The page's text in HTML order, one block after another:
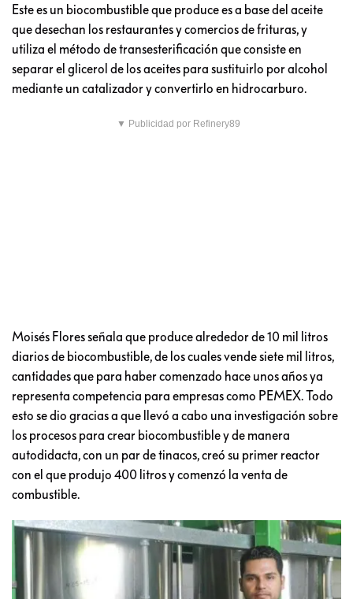
Este es un biocombustible que produce es a base del aceite
que desechan los restaurantes y comercios de frituras, y
utiliza el método de transesterificación que consiste en
separar el glicerol de los aceites para sustituirlo por alcohol
mediante un catalizador y convertirlo en hidrocarburo.
▼ Publicidad por Refinery89
Moisés Flores señala que produce alrededor de 10 mil litros
diarios de biocombustible, de los cuales vende siete mil litros,
cantidades que para haber comenzado hace unos años ya
representa competencia para empresas como PEMEX. Todo
esto se dio gracias a que llevó a cabo una investigación sobre
los procesos para crear biocombustible y de manera
autodidacta, con un par de tinacos, creó su primer reactor
con el que produjo 400 litros y comenzó la venta de
combustible.